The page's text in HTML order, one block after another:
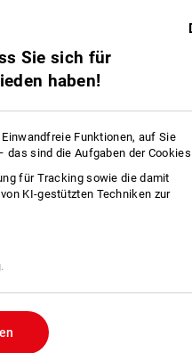
Spanngurt, 1-teilig mit
Sie sich für
haben!
Funktionen, auf Sie
sind die Aufgaben der
für Tracking sowie die damit
KI-gestützten Techniken zur
.